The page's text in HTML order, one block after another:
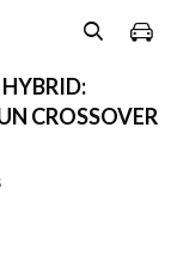
CROSSOVER